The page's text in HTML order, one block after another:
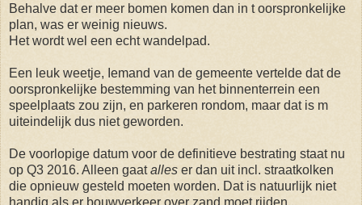
Behalve dat er meer bomen komen dan in t oorspronkelijke
plan, was er weinig nieuws.
Het wordt wel een echt wandelpad.
Een leuk weetje, Iemand van de gemeente vertelde dat de
oorspronkelijke bestemming van het binnenterrein een
speelplaats zou zijn, en parkeren rondom, maar dat is m
uiteindelijk dus niet geworden.
De voorlopige datum voor de definitieve bestrating staat nu
op Q3 2016. Alleen gaatalles er dan uit incl. straatkolken
die opnieuw gesteld moeten worden. Dat is natuurlijk niet
handig als er bouwverkeer over zand moet rijden...